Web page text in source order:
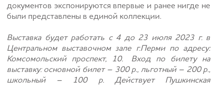
документов экспонируются впервые и ранее нигде не
были представлены в единой коллекции.
Выставка будет работать с 4 до 23 июля 2023 г. в
Центральном выставочном зале г.Перми по адресу:
Комсомольский проспект, 10. Вход по билету на
выставку: основной билет – 300 р., льготный – 200 р.,
школьный – 100 р. Действует Пушкинская